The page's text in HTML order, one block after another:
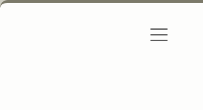
Gizlilik Politikası
menüyü